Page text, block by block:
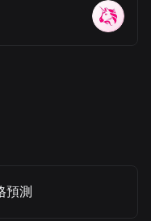
預測